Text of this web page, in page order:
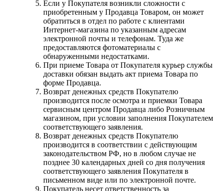
Если у Покупателя возникли сложности с
приобретенным у Продавца Товаром, он может
обратиться в отдел по работе с клиентами
Интернет-магазина по указанным адресам
электронной почты и телефонам. Туда же
предоставляются фотоматериалы с
обнаруженными недостатками.
При приеме Товара от Покупателя курьер службы
доставки обязан выдать акт приема Товара по
форме Продавца.
Возврат денежных средств Покупателю
производится после осмотра и приемки Товара
сервисным центром Продавца либо Розничным
магазином, при условии заполнения Покупателем
соответствующего заявления.
Возврат денежных средств Покупателю
производится в соответствии с действующим
законодательством РФ, но в любом случае не
позднее 30 календарных дней со дня получения
соответствующего заявления Покупателя в
письменном виде или по электронной почте.
Покупатель несет ответственность за